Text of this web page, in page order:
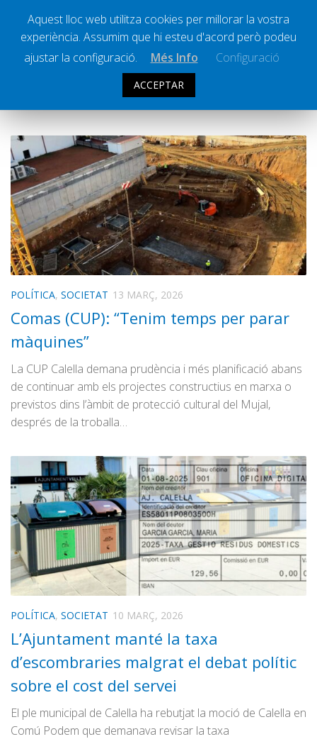
Societat
Successos
Esports
La Banqueta
Transmissions Esportives
Pòdcasts
Vídeos
Graella
Publicitat
Contacte
Ràdio Calella Televisió
POLÍTICA, SOCIETAT 13 MARÇ, 2026
Comas (CUP): “Tenim temps per parar
màquines”
La CUP Calella demana prudència i més planificació abans
de continuar amb els projectes constructius en marxa o
previstos dins l’àmbit de protecció cultural del Mujal,
després de la troballa…
POLÍTICA, SOCIETAT 10 MARÇ, 2026
L’Ajuntament manté la taxa
d’escombraries malgrat el debat polític
sobre el cost del servei
El ple municipal de Calella ha rebutjat la moció de Calella en
Comú Podem que demanava revisar la taxa
Aquest lloc web utilitza cookies per millorar la vostra
experiència. Assumim que hi esteu d'acord però podeu
ajustar la configuració.
Més Info Configuració
ACCEPTAR